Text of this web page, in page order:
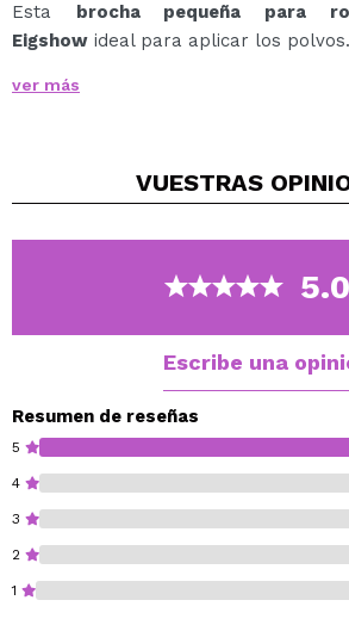
Esta brocha pequeña para
Eigshow ideal para aplicar los polvos.
aplicación controlada y uniforme de
ver más
VUESTRAS
Escribe una
Resumen de reseñas
5
4
3
2
1